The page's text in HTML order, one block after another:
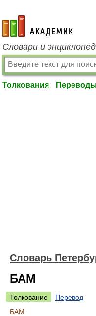
academic.ru
Словари и
Толкования Переводы
Словарь
БАМ
Толкование
Перевод
БАМ